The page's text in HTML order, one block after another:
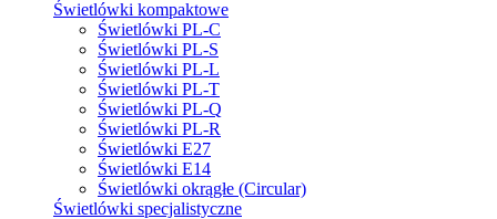
Świetlówki kompaktowe
Świetlówki PL-C
Świetlówki PL-S
Świetlówki PL-L
Świetlówki PL-T
Świetlówki PL-Q
Świetlówki PL-R
Świetlówki E27
Świetlówki E14
Świetlówki okrągłe (Circular)
Świetlówki specjalistyczne